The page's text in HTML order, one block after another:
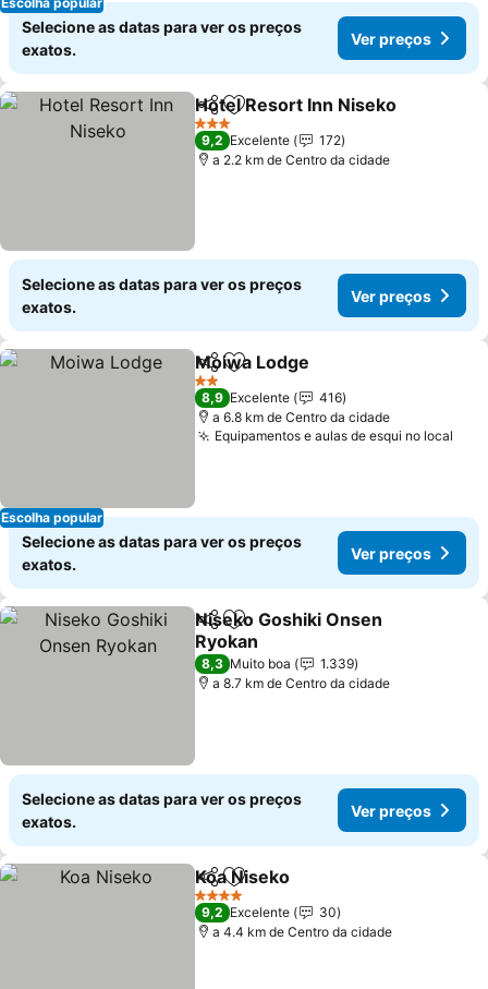
Selecione as datas para ver os preços
exatos.
Ver preços
PartilharAdicionar aos favoritos
Hotel Resort Inn Niseko
3 Estrelas
9,2 Excelente
172
a 2.2 km de Centro da cidade
Selecione as datas para ver os preços
exatos.
Ver preços
Escolha popular
PartilharAdicionar aos favoritos
Moiwa Lodge
2 Estrelas
8,9 Excelente
416
a 6.8 km de Centro da cidade
Equipamentos e aulas de esqui no local
Selecione as datas para ver os preços
exatos.
Ver preços
PartilharAdicionar aos favoritos
Niseko Goshiki Onsen
Ryokan
Ver preços
8,3 Muito boa
1.339
a 8.7 km de Centro da cidade
Selecione as datas para ver os preços
exatos.
Ver preços
PartilharAdicionar aos favoritos
Koa Niseko
4 Estrelas
9,2 Excelente
30
a 4.4 km de Centro da cidade